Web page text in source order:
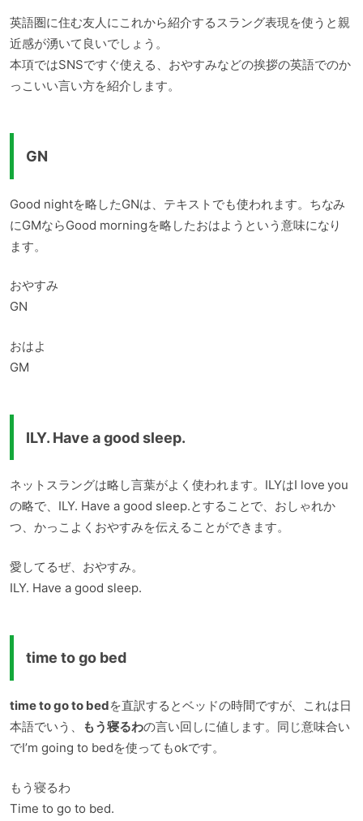
英語圏に住む友人にこれから紹介するスラング表現を使うと親
近感が湧いて良いでしょう。
本項ではSNSですぐ使える、おやすみなどの挨拶の英語でのか
っこいい言い方を紹介します。
GN
Good nightを略したGNは、テキストでも使われます。ちなみ
にGMならGood morningを略したおはようという意味になり
ます。
おやすみ
GN
おはよ
GM
ILY. Have a good sleep.
ネットスラングは略し言葉がよく使われます。ILYはI love you
の略で、ILY. Have a good sleep.とすることで、おしゃれか
つ、かっこよくおやすみを伝えることができます。
愛してるぜ、おやすみ。
ILY. Have a good sleep.
time to go bed
time to go to bedを直訳するとベッドの時間ですが、これは日
本語でいう、
もう寝るわの言い回しに値します。同じ意味合い
でI’m going to bedを使ってもokです。
もう寝るわ
Time to go to bed.